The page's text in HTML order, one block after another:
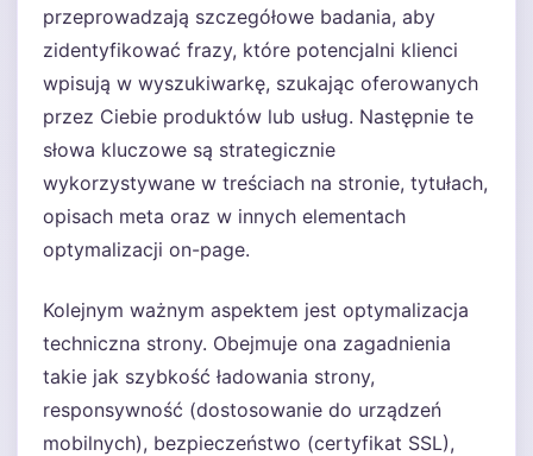
przeprowadzają szczegółowe badania, aby
zidentyfikować frazy, które potencjalni klienci
wpisują w wyszukiwarkę, szukając oferowanych
przez Ciebie produktów lub usług. Następnie te
słowa kluczowe są strategicznie
wykorzystywane w treściach na stronie, tytułach,
opisach meta oraz w innych elementach
optymalizacji on-page.
Kolejnym ważnym aspektem jest optymalizacja
techniczna strony. Obejmuje ona zagadnienia
takie jak szybkość ładowania strony,
responsywność (dostosowanie do urządzeń
mobilnych), bezpieczeństwo (certyfikat SSL),